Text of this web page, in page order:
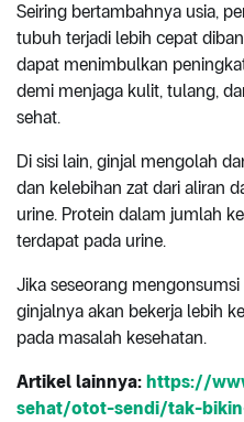
Seiring bertambahnya usia,
tubuh terjadi lebih cepat
dapat menimbulkan
demi menjaga kulit, tulang,
sehat.
Di sisi lain, ginjal mengolah
dan kelebihan zat dari aliran
urine. Protein dalam jumlah
terdapat pada urine.
Jika seseorang
ginjalnya akan bekerja lebih
pada masalah kesehatan.
Artikel lainnya: https://
sehat/otot-sendi/tak-